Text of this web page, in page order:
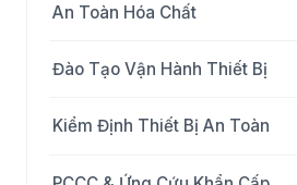
An Toàn Hóa Chất
Đào Tạo Vận Hành Thiết Bị
Kiểm Định Thiết Bị An Toàn